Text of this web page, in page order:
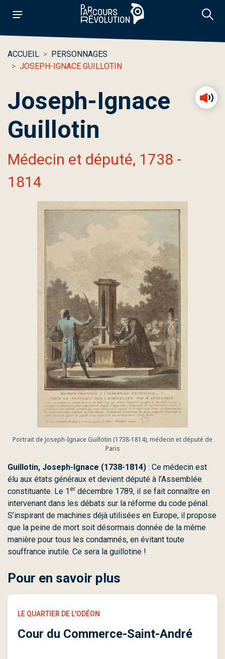
ACCUEIL
PERSONNAGES
JOSEPH-IGNACE GUILLOTIN
Joseph-Ignace
Guillotin
Médecin et député, 1738 -
1814
Portrait de Joseph-Ignace Guillotin (1738-1814), médecin et député de
Paris
Guillotin, Joseph-Ignace (1738-1814) : Ce médecin est
élu aux états généraux et devient député à l’Assemblée
constituante. Le 1er décembre 1789, il se fait connaître en
intervenant dans les débats sur la réforme du code pénal.
S’inspirant de machines déjà utilisées en Europe, il propose
que la peine de mort soit désormais donnée de la même
manière pour tous les condamnés, en évitant toute
souffrance inutile. Ce sera la guillotine !
Pour en savoir plus
LE QUARTIER DE L'ODÉON
Cour du Commerce-Saint-André